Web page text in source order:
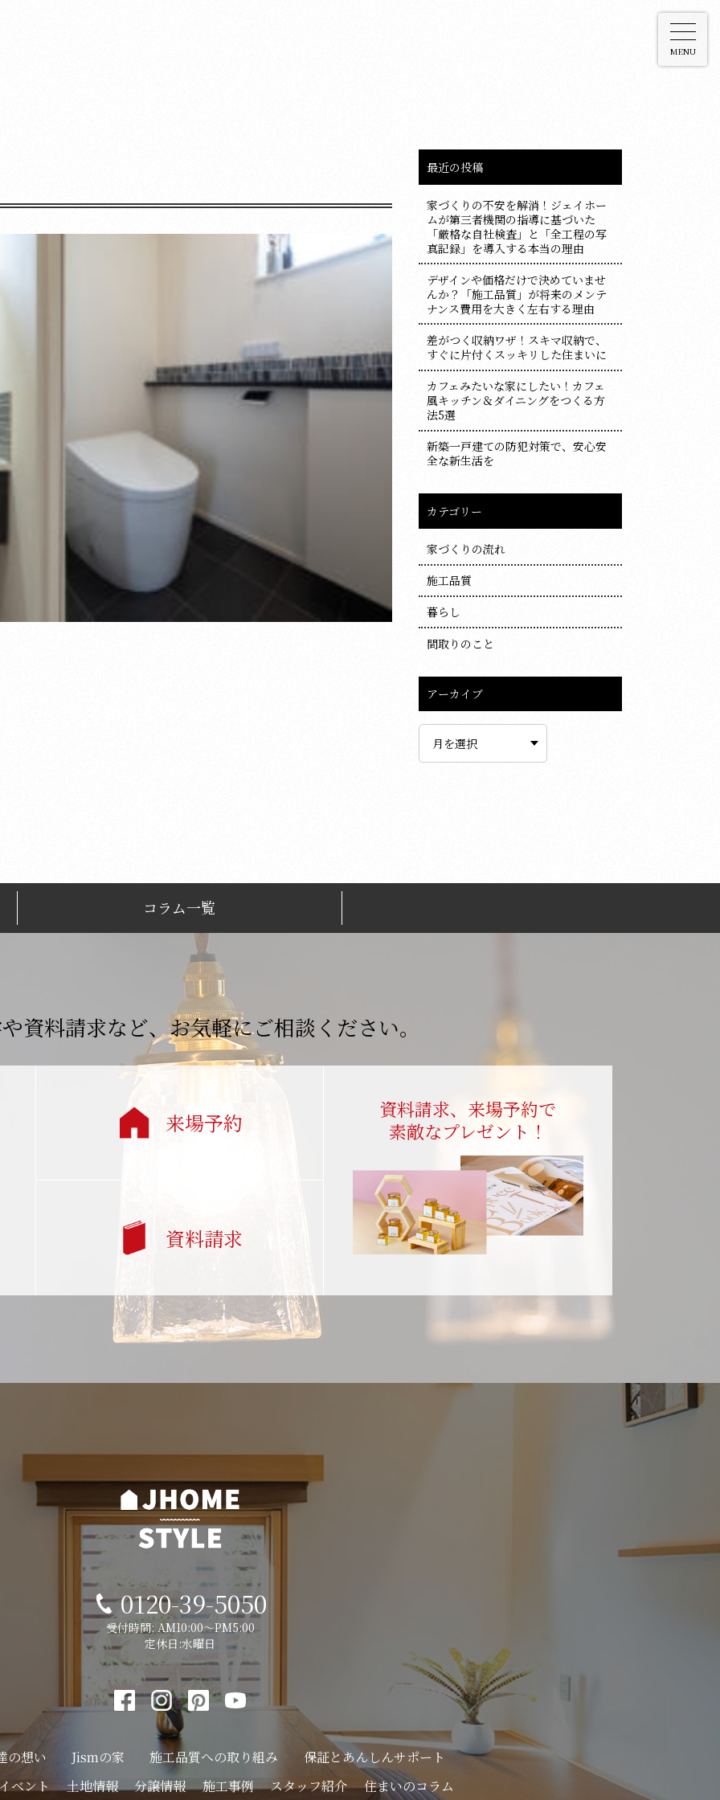
MENU
最近の投稿
家づくりの不安を解消！ジェイホー
ムが第三者機関の指導に基づいた
「厳格な自社検査」と「全工程の写
真記録」を導入する本当の理由
デザインや価格だけで決めていませ
んか？「施工品質」が将来のメンテ
ナンス費用を大きく左右する理由
差がつく収納ワザ！スキマ収納で、
すぐに片付くスッキリした住まいに
カフェみたいな家にしたい！カフェ
風キッチン＆ダイニングをつくる方
法5選
新築一戸建ての防犯対策で、安心安
全な新生活を
カテゴリー
家づくりの流れ
施工品質
暮らし
間取りのこと
アーカイブ
イ
コラム一覧
資料請求など、お気軽にご相談ください。
来場予約
資料請求
資料請求、来場予約で
素敵なプレゼント！
0120-39-5050
受付時間: AM10:00～PM5:00
定休日:水曜日
の想い Jismの家 施工品質への取り組み
保証とあんしんサポート
ベント
土地情報 分譲情報 施工事例 スタッフ紹介 住まいのコラム